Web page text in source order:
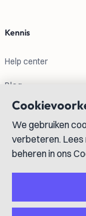
Kennis
Help center
Blog
Contactgegevens
info@lexboost.com
We gebruiken
verbeteren. Lees
beheren in ons